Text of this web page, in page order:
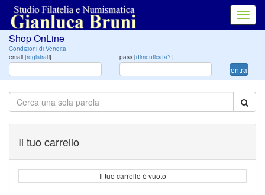
Shop OnLine
Condizioni di Vendita
email [registrati] pass [dimenticata?]
entra
Il tuo carrello
Il tuo carrello è vuoto